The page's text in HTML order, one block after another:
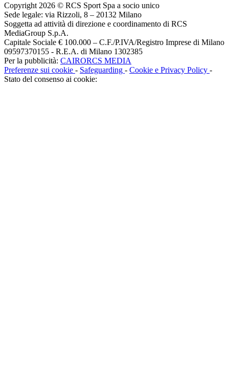
Copyright 2026 © RCS Sport Spa a socio unico
Sede legale: via Rizzoli, 8 – 20132 Milano
Soggetta ad attività di direzione e coordinamento di RCS
MediaGroup S.p.A.
Capitale Sociale € 100.000 – C.F./P.IVA/Registro Imprese di Milano
09597370155 - R.E.A. di Milano 1302385
Per la pubblicità: CAIRORCS MEDIA
Preferenze sui cookie - Safeguarding - Cookie e Privacy Policy -
Stato del consenso ai cookie: